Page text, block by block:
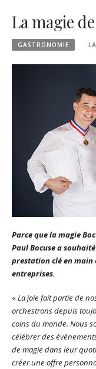
La magie
GASTRONOMIE
Parce que la magie
Paul Bocuse a
prestation clé en
entreprises.
«La joie fait partie de
orchestrons depuis
coins du monde. Nous
célébrer des
de magie dans leur
créer une offre